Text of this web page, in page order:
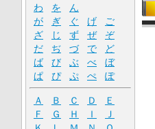
わ
を
ん
が
ぎ ぐ げ
ご
ざ
じ ず ぜ
ぞ
だ
ぢ づ で
ど
ば
び ぶ べ
ぼ
ぱ
ぴ ぷ ぺ ぽ
Ａ Ｂ Ｃ Ｄ
Ｅ
Ｆ
Ｇ Ｈ Ｉ
Ｊ